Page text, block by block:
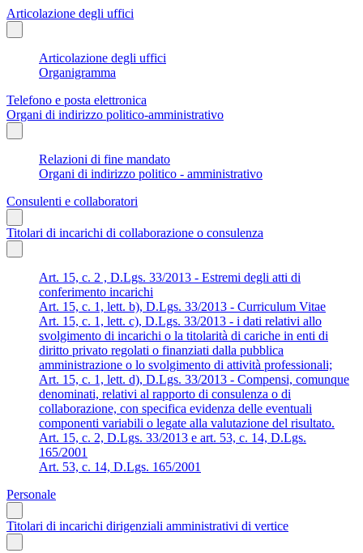
Articolazione degli uffici
Articolazione degli uffici
Organigramma
Telefono e posta elettronica
Organi di indirizzo politico-amministrativo
Relazioni di fine mandato
Organi di indirizzo politico - amministrativo
Consulenti e collaboratori
Titolari di incarichi di collaborazione o consulenza
Art. 15, c. 2 , D.Lgs. 33/2013 - Estremi degli atti di
conferimento incarichi
Art. 15, c. 1, lett. b), D.Lgs. 33/2013 - Curriculum Vitae
Art. 15, c. 1, lett. c), D.Lgs. 33/2013 - i dati relativi allo
svolgimento di incarichi o la titolarità di cariche in enti di
diritto privato regolati o finanziati dalla pubblica
amministrazione o lo svolgimento di attività professionali;
Art. 15, c. 1, lett. d), D.Lgs. 33/2013 - Compensi, comunque
denominati, relativi al rapporto di consulenza o di
collaborazione, con specifica evidenza delle eventuali
componenti variabili o legate alla valutazione del risultato.
Art. 15, c. 2, D.Lgs. 33/2013 e art. 53, c. 14, D.Lgs.
165/2001
Art. 53, c. 14, D.Lgs. 165/2001
Personale
Titolari di incarichi dirigenziali amministrativi di vertice